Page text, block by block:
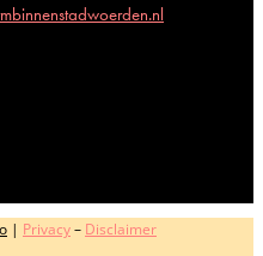
| Privacy– Disclaimer